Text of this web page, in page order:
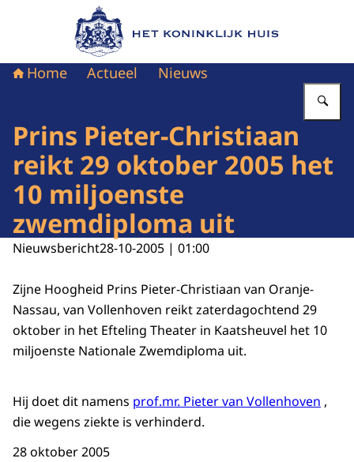
Naar de homepage van Het Koninklijk Huis
Home Actueel Nieuws
Prins Pieter-Christiaan
reikt 29 oktober 2005 het
10 miljoenste
zwemdiploma uit
Nieuwsbericht28-10-2005 | 01:00
Zijne Hoogheid Prins Pieter-Christiaan van Oranje-
Nassau, van Vollenhoven reikt zaterdagochtend 29
oktober in het Efteling Theater in Kaatsheuvel het 10
miljoenste Nationale Zwemdiploma uit.
Hij doet dit namens prof.mr. Pieter van Vollenhoven ,
die wegens ziekte is verhinderd.
28 oktober 2005